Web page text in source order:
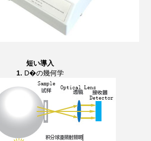
短い導入
1. D�の幾何学